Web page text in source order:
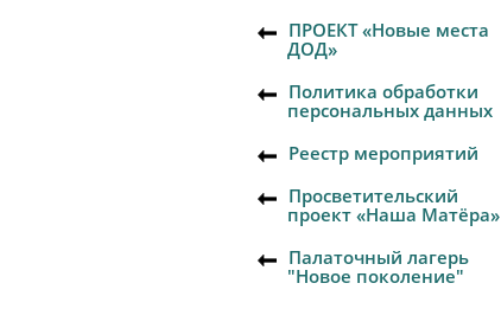
ПРОЕКТ «Новые места
ДОД»
Политика обработки
персональных данных
Реестр мероприятий
Просветительский
проект «Наша Матёра»
Палаточный лагерь
"Новое поколение"